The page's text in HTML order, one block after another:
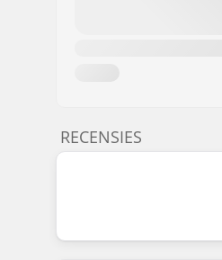
RECENSIES